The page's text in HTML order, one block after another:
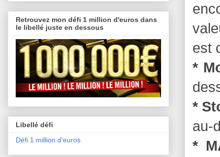
est
*
*
au-
*
Retrouvez mon défi 1 million d'euros dans
le libellé juste en dessous
Libellé défi
Défi 1 million d'euros